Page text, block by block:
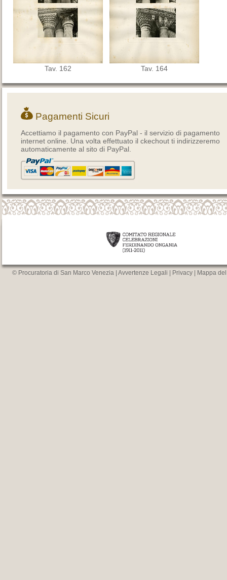
Tav. 162 Tav. 164
Pagamenti Sicuri
Accettiamo il pagamento con PayPal - il servizio di pagamento
internet online. Una volta effettuato il ckechout ti indirizzeremo
automaticamente al sito di PayPal.
© Procuratoria di San Marco Venezia | Avvertenze Legali Privacy Mappa